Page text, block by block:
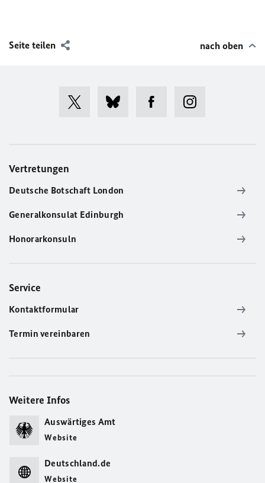
Seite teilen nach oben
Vertretungen
Deutsche Botschaft London
Generalkonsulat Edinburgh
Honorarkonsuln
Service
Kontaktformular
Termin vereinbaren
Weitere Infos
Auswärtiges Amt
Website
Deutschland.de
Website